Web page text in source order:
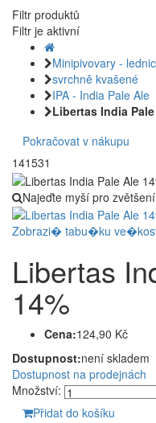
Filtr produktů
Filtr je aktivní
Minipivovary -
svrchně kvašené
IPA - India Pale Ale
Libertas India
Pokračovat v nákupu
141531
Najeďte myší pro zvětšení
Zobrazi� tabu�ku
Libertas
14%
Cena:124,90 Kč
Dostupnost:není skladem
Dostupnost na prodejnách
Množství:
Přidat do košíku